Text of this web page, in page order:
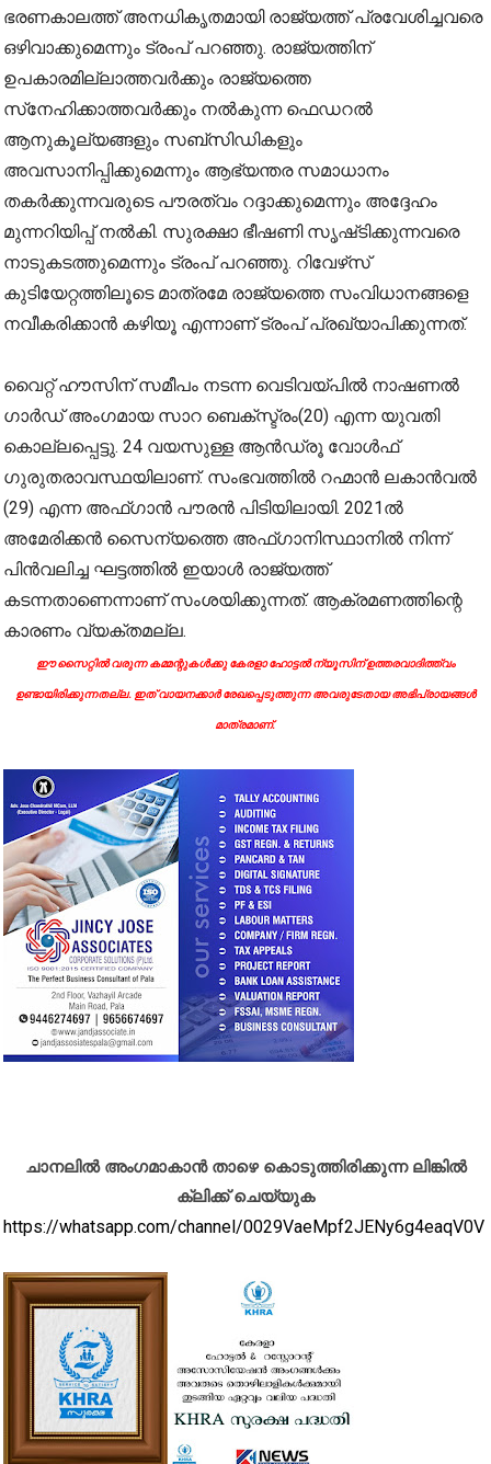
ഭരണകാലത്ത് അനധികൃതമായി രാജ്യത്ത് പ്രവേശിച്ചവരെ
ഒഴിവാക്കുമെന്നും ട്രംപ് പറഞ്ഞു. രാജ്യത്തിന്
ഉപകാരമില്ലാത്തവർക്കും രാജ്യത്തെ
സ്‌നേഹിക്കാത്തവർക്കും നൽകുന്ന ഫെഡറൽ
ആനുകൂല്യങ്ങളും സബ്സിഡികളും
അവസാനിപ്പിക്കുമെന്നും ആഭ്യന്തര സമാധാനം
തകർക്കുന്നവരുടെ പൗരത്വം റദ്ദാക്കുമെന്നും അദ്ദേഹം
മുന്നറിയിപ്പ് നൽകി. സുരക്ഷാ ഭീഷണി സൃഷ്‌ടിക്കുന്നവരെ
നാടുകടത്തുമെന്നും ട്രംപ് പറഞ്ഞു. റിവേഴ്‌സ്
കുടിയേറ്റത്തിലൂടെ മാത്രമേ രാജ്യത്തെ സംവിധാനങ്ങളെ
നവീകരിക്കാൻ കഴിയൂ എന്നാണ് ട്രംപ് പ്രഖ്യാപിക്കുന്നത്.
വൈറ്റ് ഹൗസിന് സമീപം നടന്ന വെടിവയ്‌പിൽ നാഷണൽ
ഗാർഡ് അംഗമായ സാറ ബെക്‌സ്ട്രം(20) എന്ന യുവതി
കൊല്ലപ്പെട്ടു. 24 വയസുള്ള ആൻഡ്രൂ വോൾഫ്
ഗുരുതരാവസ്ഥയിലാണ്. സംഭവത്തിൽ റഹ്മാൻ ലകാൻവൽ
(29) എന്ന അഫ്ഗാൻ പൗരൻ പിടിയിലായി. 2021ൽ
അമേരിക്കൻ സൈന്യത്തെ അഫ്ഗാനിസ്ഥാനിൽ നിന്ന്
പിൻവലിച്ച ഘട്ടത്തിൽ ഇയാൾ രാജ്യത്ത്
കടന്നതാണെന്നാണ് സംശയിക്കുന്നത്. ആക്രമണത്തിന്റെ
കാരണം വ്യക്തമല്ല.
ഈ സൈറ്റിൽ വരുന്ന കമ്മന്റുകൾക്കു കേരളാ ഹോട്ടൽ ന്യൂസിന് ഉത്തരവാദിത്ത്വം
ഉണ്ടായിരിക്കുന്നതല്ല. ഇത് വായനക്കാർ രേഖപ്പെടുത്തുന്ന അവരുടേതായ അഭിപ്രായങ്ങൾ
മാത്രമാണ്.
ചാനലിൽ അംഗമാകാൻ താഴെ കൊടുത്തിരിക്കുന്ന ലിങ്കിൽ
ക്ലിക്ക് ചെയ്യുക
https://whatsapp.com/channel/0029VaeMpf2JENy6g4eaqV0V